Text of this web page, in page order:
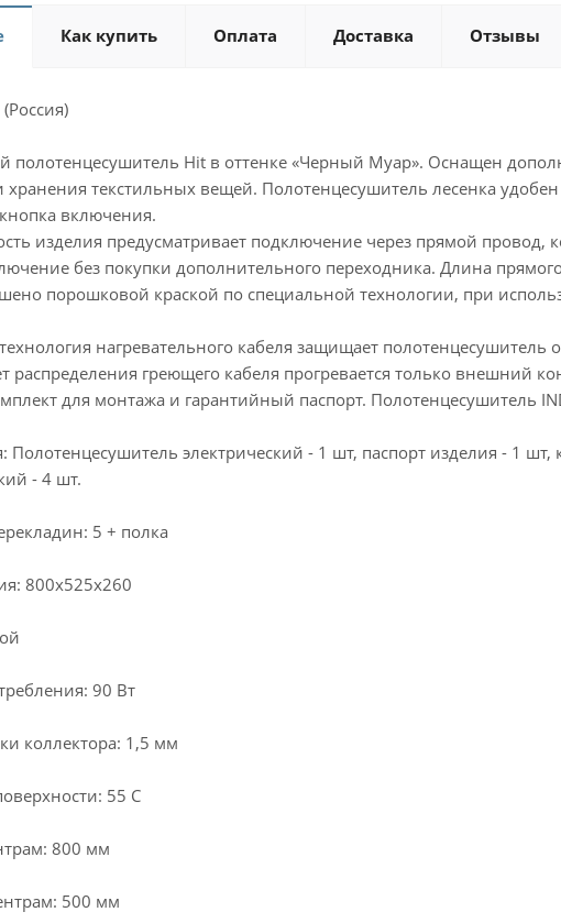
Как купить Оплата Доставка Отзывы
полотенцесушитель Hit в оттенке «Черный Муар». Оснащен
текстильных вещей. Полотенцесушитель лесенка
включения.
изделия предусматривает подключение через прямой провод,
без покупки дополнительного переходника. Длина
порошковой краской по специальной технологии, при
нагревательного кабеля защищает
распределения греющего кабеля прогревается только внешний
для монтажа и гарантийный паспорт. Полотенцесушитель
Полотенцесушитель электрический - 1 шт, паспорт изделия - 1
- 4 шт.
5 + полка
800х525х260
90 Вт
коллектора: 1,5 мм
55 С
800 мм
500 мм